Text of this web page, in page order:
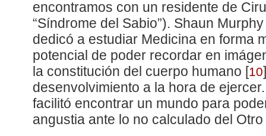
encontramos con un residente de
“Síndrome del Sabio”). Shaun
dedicó a estudiar Medicina en forma
potencial de poder recordar en
la constitución del cuerpo humano [10]
desenvolvimiento a la hora de
facilitó encontrar un mundo para
angustia ante lo no calculado del